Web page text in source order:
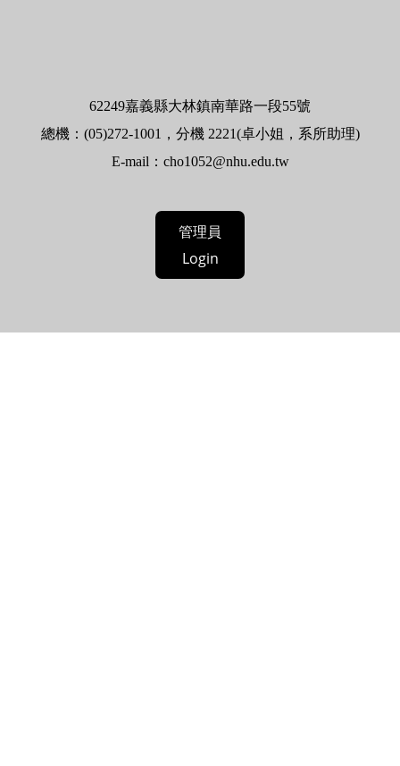
62249嘉義縣大林鎮南華路一段55號
總機：(05)272-1001，分機 2221(卓小姐，系所助理)
E-mail： cho1052@nhu.edu.tw
管理員
Login